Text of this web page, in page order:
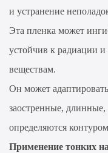
и устранение
Эта пленка может
устойчив к радиации
веществам.
Он может
заостренные,
определяются
Применение тонких